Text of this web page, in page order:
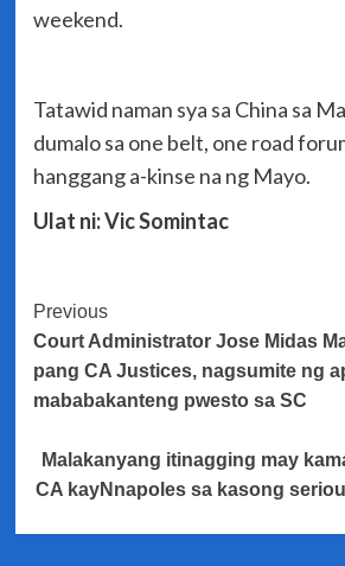
weekend.
Tatawid naman sya sa China sa
dumalo sa one belt, one road
hanggang a-kinse na ng Mayo.
Ulat ni: Vic Somintac
Post
Navigation
Previous
Court Administrator Jose Midas
pang CA Justices, nagsumite ng
mababakanteng pwesto sa SC
Malakanyang itinagging may
CA kayNnapoles sa kasong